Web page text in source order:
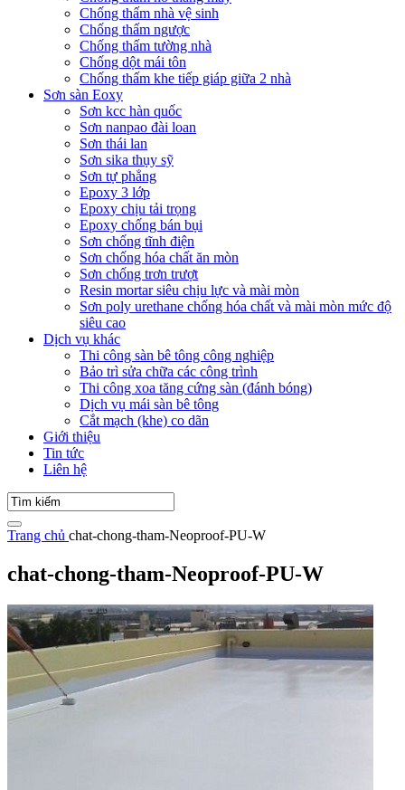
Chống thấm nhà vệ sinh
Chống thấm ngược
Chống thấm tường nhà
Chống dột mái tôn
Chống thấm khe tiếp giáp giữa 2 nhà
Sơn sàn Eoxy
Sơn kcc hàn quốc
Sơn nanpao đài loan
Sơn thái lan
Sơn sika thụy sỹ
Sơn tự phẳng
Epoxy 3 lớp
Epoxy chịu tải trọng
Epoxy chống bán bụi
Sơn chống tĩnh điện
Sơn chống hóa chất ăn mòn
Sơn chống trơn trượt
Resin mortar siêu chịu lực và mài mòn
Sơn poly urethane chống hóa chất và mài mòn mức độ
siêu cao
Dịch vụ khác
Thi công sàn bê tông công nghiệp
Bảo trì sửa chữa các công trình
Thi công xoa tăng cứng sàn (đánh bóng)
Dịch vụ mái sàn bê tông
Cắt mạch (khe) co dãn
Giới thiệu
Tin tức
Liên hệ
Trang chủ chat-chong-tham-Neoproof-PU-W
chat-chong-tham-Neoproof-PU-W